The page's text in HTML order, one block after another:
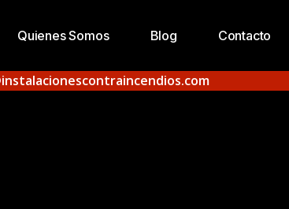
Quienes Somos Blog Contacto